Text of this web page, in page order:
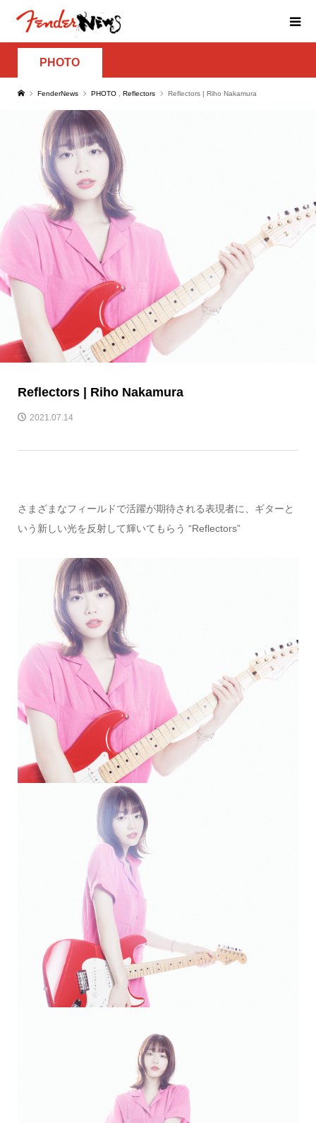
PHOTO
FenderNews PHOTO Reflectors Reflectors | Riho Nakamura
Reflectors | Riho Nakamura
2021.07.14
さまざまなフィールドで活躍が期待される表現者に、ギターと
いう新しい光を反射して輝いてもらう “Reflectors”